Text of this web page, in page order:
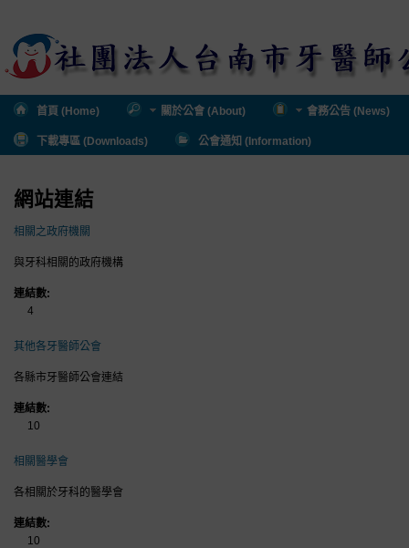
首頁 (Home) 關於公會 (About) 會務公告 (News)
下載專區 (Downloads) 公會通知 (Information)
網站連結
相關之政府機關
與牙科相關的政府機構
連結數:
4
其他各牙醫師公會
各縣市牙醫師公會連結
連結數:
10
相關醫學會
各相關於牙科的醫學會
連結數:
10